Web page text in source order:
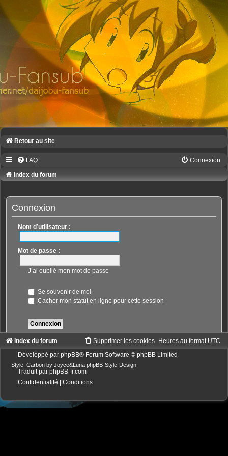
Retour au site
FAQ
Connexion
Index du forum
Connexion
Nom d’utilisateur :
Mot de passe :
J’ai oublié mon mot de passe
Se souvenir de moi
Cacher mon statut en ligne pour cette session
Index du forum Heures au format UTC
Supprimer les cookies
Développé parphpBB® Forum Software © phpBB Limited
Style: Carbon by Joyce&Luna phpBB-Style-Design
Traduit parphpBB-fr.com
Confidentialité |Conditions